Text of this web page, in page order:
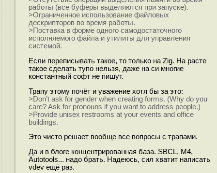
работы (все буферы выделяются при запуске).
>Ограниченное использование файловых
дескрипторов во время работы.
>Поставка в форме одного самодостаточного
исполняемого файла и утилиты для управления
системой.
Если переписывать такое, то только на Zig. На расте
такое сделать тупо нельзя, даже на си многие
константный софт не пишут.
Трапу этому почёт и уважение хотя бы за это:
>Don’t ask for gender when creating forms. (Why do you
care? Ask for pronouns if you want to address people.)
>Provide unisex restrooms at your events and office
buildings.
Это чисто решает вообще все вопросы с трапами.
Да и в блоге концентрированная база. SBCL, M4,
Autotools... надо брать. Надеюсь, сил хватит написать
vdev ещё раз.